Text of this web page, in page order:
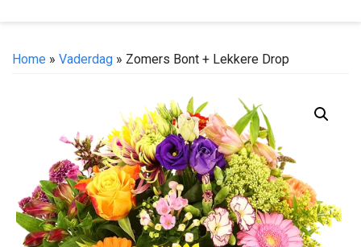
Home » Vaderdag » Zomers Bont + Lekkere Drop